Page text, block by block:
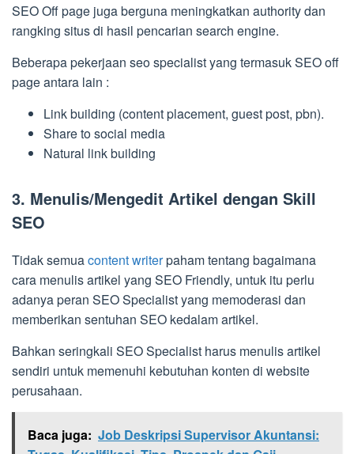
SEO Off page juga berguna meningkatkan authority dan
rangking situs di hasil pencarian search engine.
Beberapa pekerjaan seo specialist yang termasuk SEO off
page antara lain :
Link building (content placement, guest post, pbn).
Share to social media
Natural link building
3. Menulis/Mengedit Artikel dengan Skill
SEO
Tidak semuacontent writerpaham tentang bagaimana
cara menulis artikel yang SEO Friendly, untuk itu perlu
adanya peran SEO Specialist yang memoderasi dan
memberikan sentuhan SEO kedalam artikel.
Bahkan seringkali SEO Specialist harus menulis artikel
sendiri untuk memenuhi kebutuhan konten di website
perusahaan.
Baca juga: Job Deskripsi Supervisor Akuntansi: